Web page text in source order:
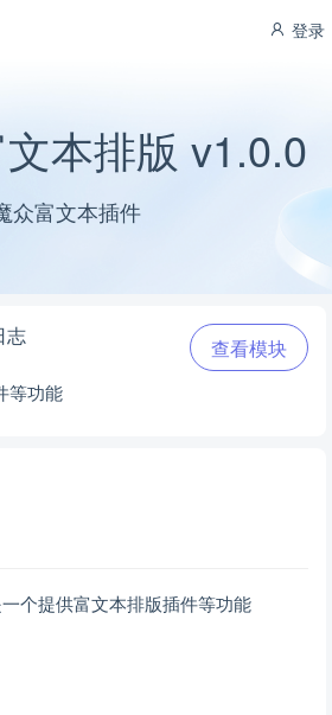
登录
本排版 v1.0.0
众富文本插件
查看模块
志
等功能
一个提供富文本排版插件等功能